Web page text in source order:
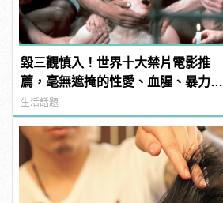
毀三觀慎入！世界十大禁片電影推
薦，毫無遮掩的性愛、血腥、暴力、
噁心到極致！
生活話題